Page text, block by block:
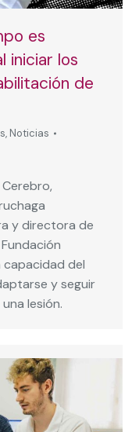
es
iniciar los
de
, Noticias
y directora de
capacidad del
y seguir
lesión.